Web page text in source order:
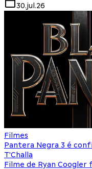
30.jul.26
Filmes
Pantera Negra 3 é
T'Challa
Filme de Ryan Coogler